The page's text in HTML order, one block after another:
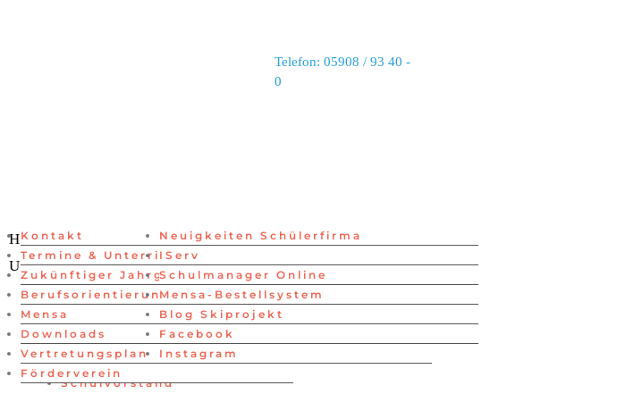
Telefon: 05908 / 93 40 -
0
Home Neuigkeiten Menschen
Lehrer
Schulvorstand
Erweitertes Schulteam
Verwaltung
Beratung
Unsere Schule
Kontakt
Termine & Unterrichtszeiten
Zukünftiger Jahrgang 5
Berufsorientierung
Mensa
Downloads
Vertretungsplan
Förderverein
Links
Neuigkeiten Schülerfirma
IServ
Schulmanager Online
Mensa-Bestellsystem
Blog Skiprojekt
Facebook
Instagram
Home
Neuigkeiten
Menschen
Lehrer
Schüler
Schulvorstand